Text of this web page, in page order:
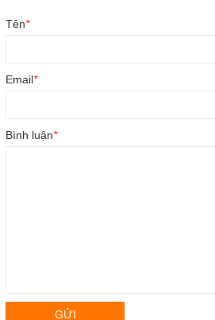
Tên*
Email*
Bình luận*
GỬI